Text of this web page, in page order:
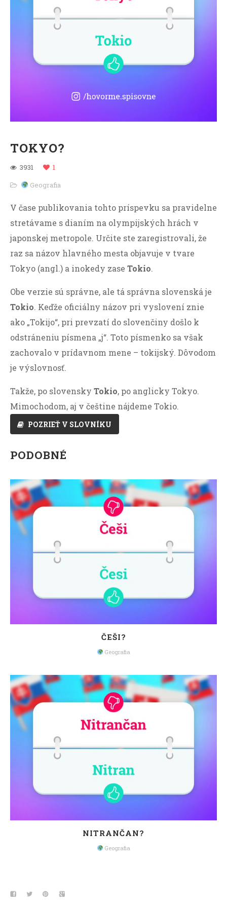
TOKYO?
3931
1
Geografia
V čase publikovania tohto príspevku sa pravidelne
stretávame s dianím na olympijských hrách v
japonskej metropole. Určite ste zaregistrovali, že
raz sa názov hlavného mesta objavuje v tvare
Tokyo (angl.) a inokedy zase Tokio.
Obe verzie sú správne, ale tá správna slovenská je
Tokio. Keďže oficiálny názov pri vyslovení znie
ako „Tokijo“, pri prevzatí do slovenčiny došlo k
odstráneniu písmena „j“. Toto písmenko sa však
zachovalo v prídavnom mene – tokijský. Dôvodom
je výslovnosť.
Takže, po slovensky Tokio, po anglicky Tokyo.
Mimochodom, aj v češtine nájdeme Tokio.
POZRIEŤ V SLOVNÍKU
PODOBNÉ
ČEŠI?
Geografia
NITRANČAN?
Geografia